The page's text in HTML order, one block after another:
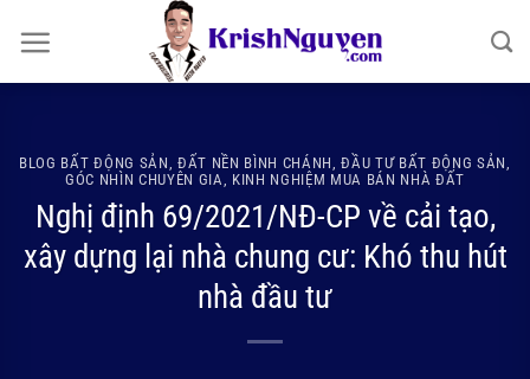
qua
nội
BLOG BẤT ĐỘNG SẢN ĐẤT NỀN BÌNH CHÁNH ,ĐẦU TƯ BẤT ĐỘNG SẢN
GÓC NHÌN CHUYÊN GIA
KINH NGHIỆM MUA BÁN NHÀ ĐẤT
Nghị định 69/2021/NĐ-CP về cải tạo,
xây dựng lại nhà chung cư: Khó thu hút
nhà đầu tư